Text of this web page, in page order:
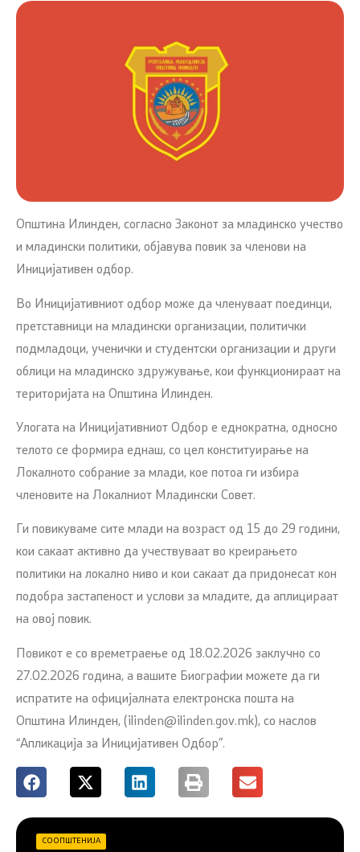
Општина Илинден, согласно Законот за младинско учество
и младински политики, објавува повик за членови на
Иницијативен одбор.
Во Иницијативниот одбор може да членуваат поединци,
претставници на младински организации, политички
подмладоци, ученички и студентски организации и други
облици на младинско здружување, кои функционираат на
територијата на Општина Илинден.
Улогата на Иницијативниот Одбор е еднократна, односно
телото се формира еднаш, со цел конституирање на
Локалното собрание за млади, кое потоа ги избира
членовите на Локалниот Младински Совет.
Ги повикуваме сите млади на возраст од 15 до 29 години,
кои сакаат активно да учествуваат во креирањето
политики на локално ниво и кои сакаат да придонесат кон
подобра застапеност и услови за младите, да аплицираат
на овој повик.
Повикот е со времетраење од 18.02.2026 заклучно со
27.02.2026 година, а вашите Биографии можете да ги
испратите на официјалната електронска пошта на
Општина Илинден, (ilinden@ilinden.gov.mk), со наслов
“Апликација за Иницијативен Одбор”.
СООПШТЕНИЈА